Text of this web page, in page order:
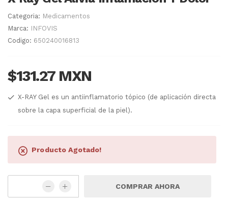
Categoria: Medicamentos
Marca: INFOVIS
Codigo: 650240016813
$131.27 MXN
X-RAY Gel es un antiinflamatorio tópico (de aplicación directa
sobre la capa superficial de la piel).
Producto Agotado!
COMPRAR AHORA